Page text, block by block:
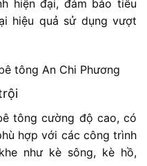
hiện đại, đảm bảo tiêu
hiệu quả sử dụng vượt
tông An Chi Phương
tông cường độ cao, có
hợp với các công trình
như kè sông, kè hồ,